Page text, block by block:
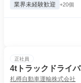
業界未経験歓迎 +20個
正社員
4tトラックドライ
札樽自動車運輸株式会社